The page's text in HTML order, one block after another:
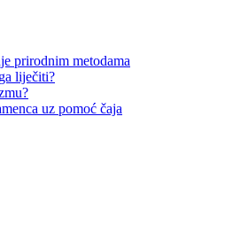
prirodnim metodama
liječiti?
uz pomoć čaja